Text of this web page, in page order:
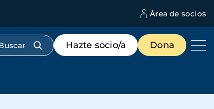
Área de socios
Menú
de
destacados
Hazte socio/a Dona